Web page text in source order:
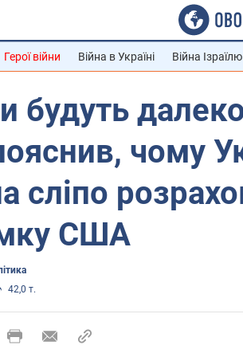
Герої війни Війна в Україні Війна
будуть
чому
сліпо
США
42,0 т.